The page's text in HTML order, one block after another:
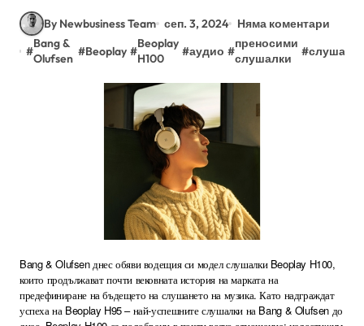
By Newbusiness Team сеп. 3, 2024
Няма коментари
#
Bang &
Olufsen
#Beoplay #
Beoplay
H100
#аудио #
преносими
слушалки
#
Bang & Olufsen днес обяви водещия си модел слушалки Beoplay H100,
които продължават почти вековната история на марката на
предефиниране на бъдещето на слушането на музика. Като надграждат
успеха на Beoplay H95 – най-успешните слушалки на Bang & Olufsen до